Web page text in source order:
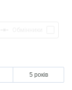
5 років